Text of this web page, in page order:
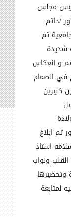
مجلس
/حاتم
تم
شديدة
و انعكاس
في الصمام
كبيرين
35 وعلي الفور تم ابلاغ
استاذ
ونواب
وتحضيرها
لمتابعة